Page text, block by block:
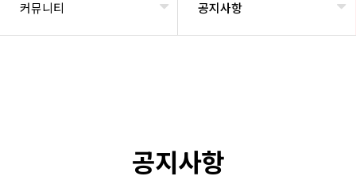
커뮤니티 공지사항
공지사항